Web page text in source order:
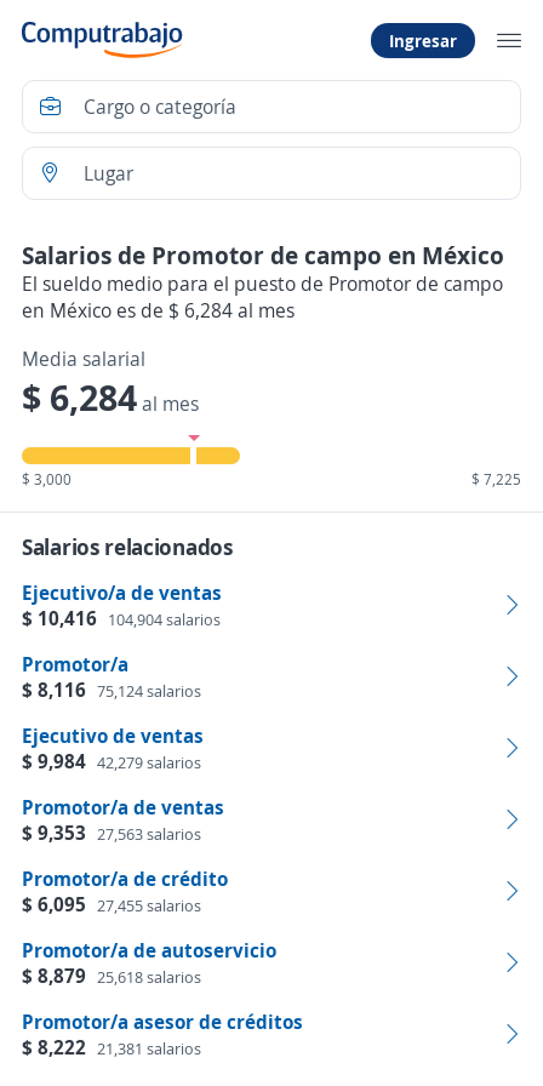
Ingresar
Salarios de Promotor de campo en México
El sueldo medio para el puesto de Promotor de campo
en México es de $ 6,284 al mes
Media salarial
$ 6,284al mes
$ 3,000 $ 7,225
Salarios relacionados
Ejecutivo/a de ventas
$ 10,416 104,904 salarios
Promotor/a
$ 8,116 75,124 salarios
Ejecutivo de ventas
$ 9,984 42,279 salarios
Promotor/a de ventas
$ 9,353 27,563 salarios
Promotor/a de crédito
$ 6,095 27,455 salarios
Promotor/a de autoservicio
$ 8,879 25,618 salarios
Promotor/a asesor de créditos
$ 8,222 21,381 salarios